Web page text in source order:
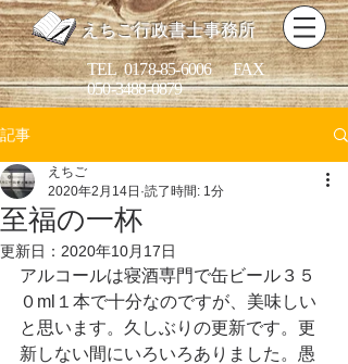
えちご行政書士事務所
​TEL0178-85-6006FAX
050-3488-0879
記事
至福の一杯
えちご
2020年2月14日 読了時間: 1分
更新日： 2020年10月17日
アルコールは寝酒専門で缶ビール３５
０ml１本で十分なのですが、美味しい
と思います。久しぶりの更新です。更
新しない間にいろいろありました。愚